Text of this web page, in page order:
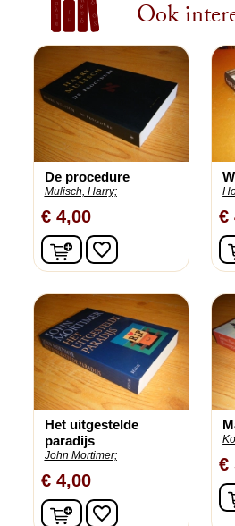
Ook
De procedure
Mulisch, Harry;
€ 4,00
In winkelwagen
favorite_border
€
Het uitgestelde
paradijs
John Mortimer;
€ 4,00
In winkelwagen
favorite_border
€